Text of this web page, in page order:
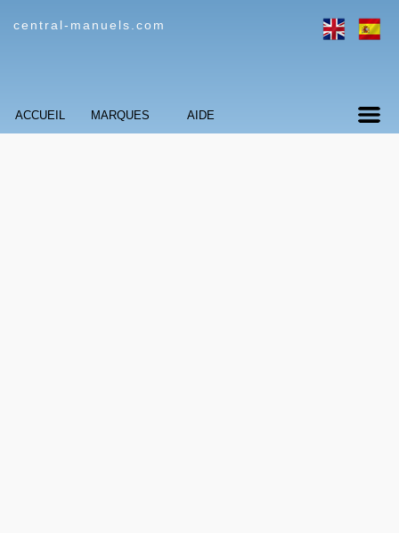
central-manuels.com
ACCUEIL MARQUES AIDE